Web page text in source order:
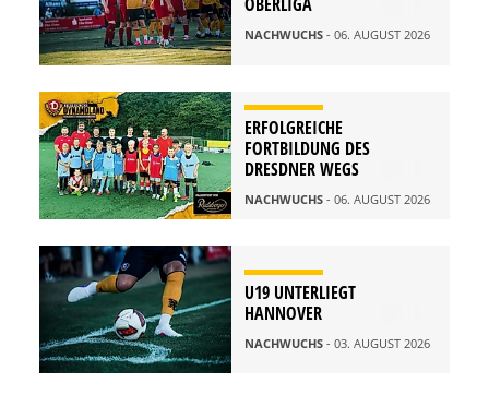
OBERLIGA
NACHWUCHS - 06. AUGUST 2026
ERFOLGREICHE
FORTBILDUNG DES
DRESDNER WEGS
NACHWUCHS - 06. AUGUST 2026
U19 UNTERLIEGT
HANNOVER
NACHWUCHS - 03. AUGUST 2026